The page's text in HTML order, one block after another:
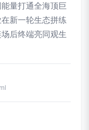
量打通全海顶巨
新一轮生态拼练
后终端亮同观生